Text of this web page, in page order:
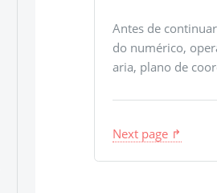
Antes de
do numérico,
aria, plano de
Next page ↱